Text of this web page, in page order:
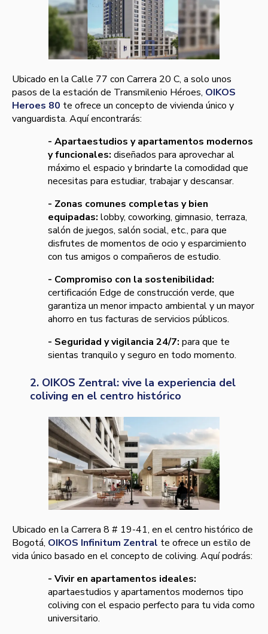
Ubicado en la Calle 77 con Carrera 20 C, a solo unos
pasos de la estación de Transmilenio Héroes, OIKOS
Heroes 80 te ofrece un concepto de vivienda único y
vanguardista. Aquí encontrarás:
- Apartaestudios y apartamentos modernos
y funcionales: diseñados para aprovechar al
máximo el espacio y brindarte la comodidad que
necesitas para estudiar, trabajar y descansar.
- Zonas comunes completas y bien
equipadas: lobby, coworking, gimnasio, terraza,
salón de juegos, salón social, etc., para que
disfrutes de momentos de ocio y esparcimiento
con tus amigos o compañeros de estudio.
- Compromiso con la sostenibilidad:
certificación Edge de construcción verde, que
garantiza un menor impacto ambiental y un mayor
ahorro en tus facturas de servicios públicos.
- Seguridad y vigilancia 24/7: para que te
sientas tranquilo y seguro en todo momento.
2. OIKOS Zentral: vive la experiencia del
coliving en el centro histórico
Ubicado en la Carrera 8 # 19-41, en el centro histórico de
Bogotá, OIKOS Infinitum Zentral te ofrece un estilo de
vida único basado en el concepto de coliving. Aquí podrás:
- Vivir en apartamentos ideales:
apartaestudios y apartamentos modernos tipo
coliving con el espacio perfecto para tu vida como
universitario.